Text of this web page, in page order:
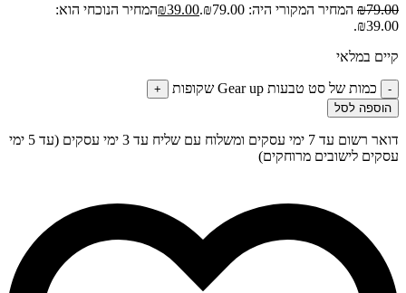
₪79.00 המחיר המקורי היה: ₪79.00. ₪39.00
המחיר הנוכחי הוא:
₪39.00.
קיים במלאי
- כמות של סט טבעות Gear up שקופות
+
הוספה לסל
דואר רשום עד 7 ימי עסקים ומשלוח עם שליח עד 3 ימי עסקים (עד 5 ימי
עסקים לישובים מרוחקים)